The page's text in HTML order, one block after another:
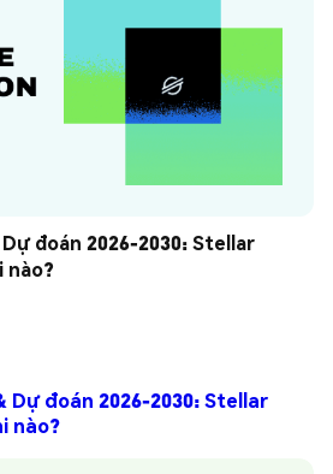
đoán 2026-2030: Stellar
nào?
Dự đoán 2026-2030: Stellar
nào?